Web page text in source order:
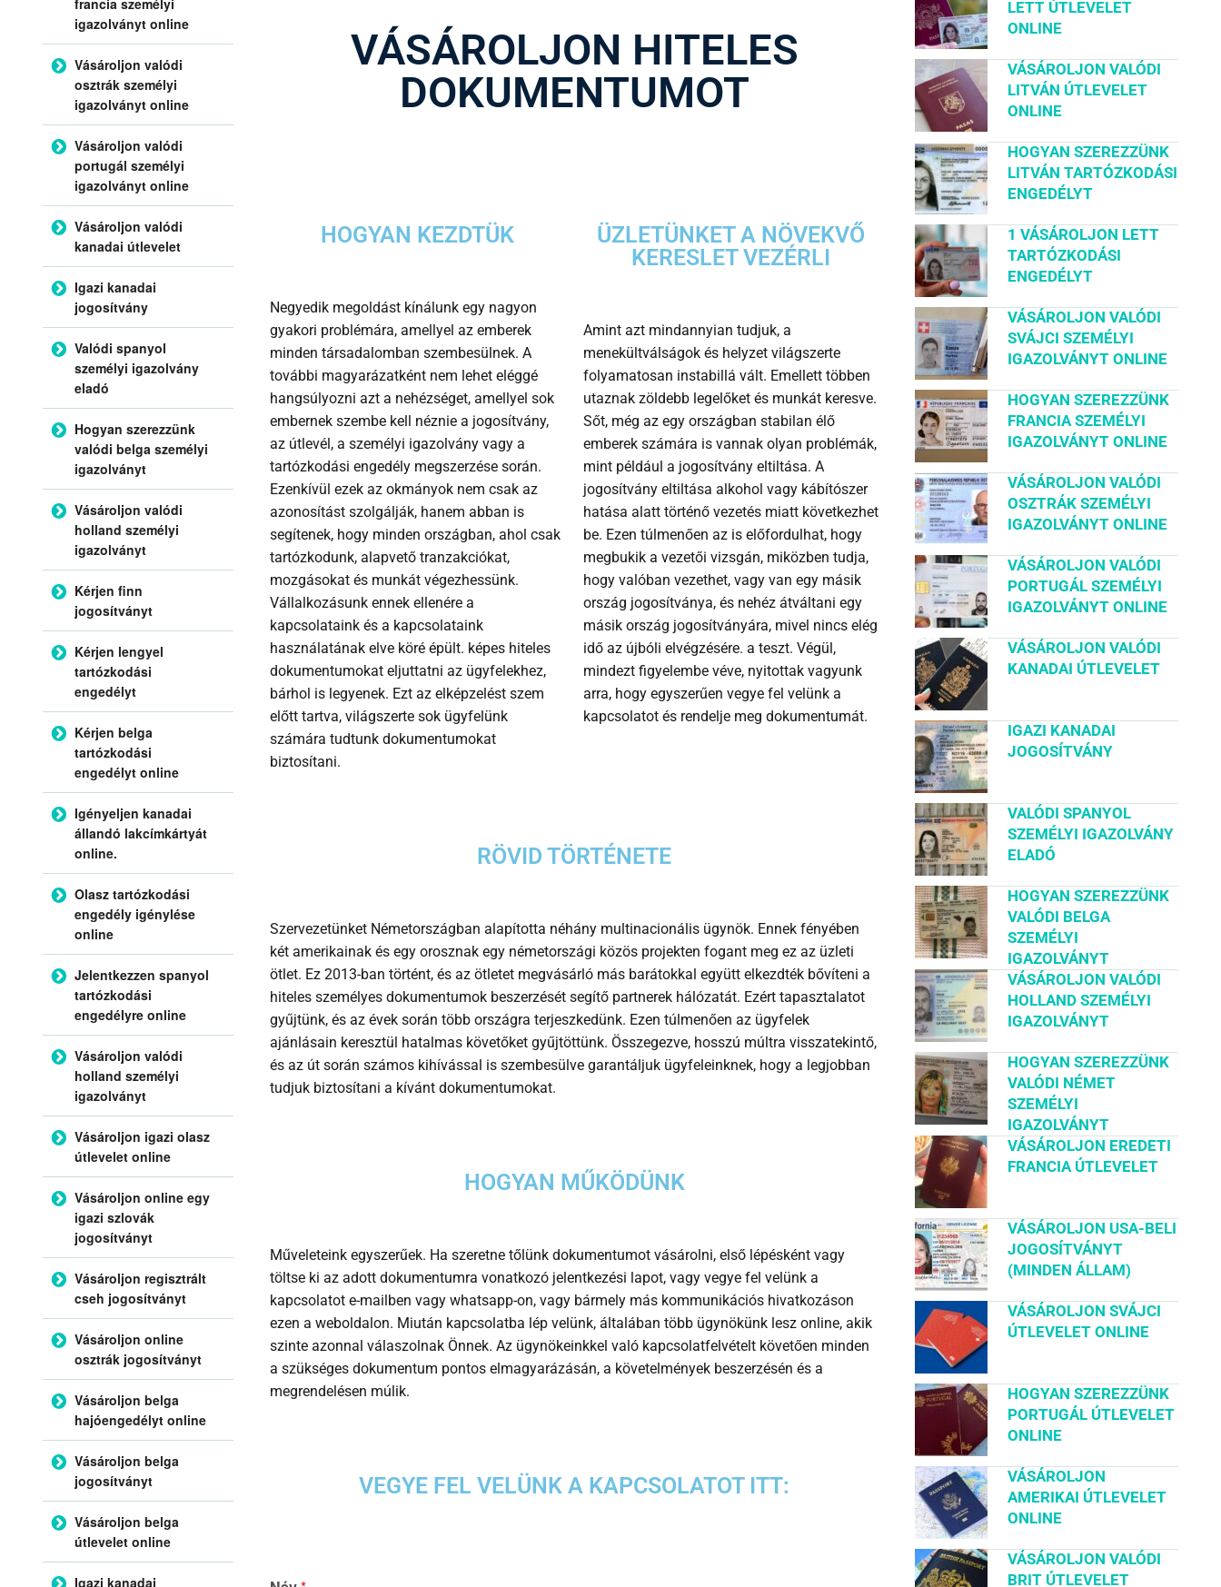
VÁSÁROLJON HITELES
DOKUMENTUMOT
HOGYAN KEZDTÜK
Negyedik megoldást kínálunk egy nagyon
gyakori problémára, amellyel az emberek
minden társadalomban szembesülnek. A
további magyarázatként nem lehet eléggé
hangsúlyozni azt a nehézséget, amellyel sok
embernek szembe kell néznie a jogosítvány,
az útlevél, a személyi igazolvány vagy a
tartózkodási engedély megszerzése során.
Ezenkívül ezek az okmányok nem csak az
azonosítást szolgálják, hanem abban is
segítenek, hogy minden országban, ahol csak
tartózkodunk, alapvető tranzakciókat,
mozgásokat és munkát végezhessünk.
Vállalkozásunk ennek ellenére a
kapcsolataink és a kapcsolataink
használatának elve köré épült. képes hiteles
dokumentumokat eljuttatni az ügyfelekhez,
bárhol is legyenek. Ezt az elképzelést szem
előtt tartva, világszerte sok ügyfelünk
számára tudtunk dokumentumokat
biztosítani.
ÜZLETÜNKET A NÖVEKVŐ
KERESLET VEZÉRLI
Amint azt mindannyian tudjuk, a
menekültválságok és helyzet világszerte
folyamatosan instabillá vált. Emellett többen
utaznak zöldebb legelőket és munkát keresve.
Sőt, még az egy országban stabilan élő
emberek számára is vannak olyan problémák,
mint például a jogosítvány eltiltása. A
jogosítvány eltiltása alkohol vagy kábítószer
hatása alatt történő vezetés miatt következhet
be. Ezen túlmenően az is előfordulhat, hogy
megbukik a vezetői vizsgán, miközben tudja,
hogy valóban vezethet, vagy van egy másik
ország jogosítványa, és nehéz átváltani egy
másik ország jogosítványára, mivel nincs elég
idő az újbóli elvégzésére. a teszt. Végül,
mindezt figyelembe véve, nyitottak vagyunk
arra, hogy egyszerűen vegye fel velünk a
kapcsolatot és rendelje meg dokumentumát.
RÖVID TÖRTÉNETE
Szervezetünket Németországban alapította néhány multinacionális ügynök. Ennek fényében
két amerikainak és egy orosznak egy németországi közös projekten fogant meg ez az üzleti
ötlet. Ez 2013-ban történt, és az ötletet megvásárló más barátokkal együtt elkezdték bővíteni a
hiteles személyes dokumentumok beszerzését segítő partnerek hálózatát. Ezért tapasztalatot
gyűjtünk, és az évek során több országra terjeszkedünk. Ezen túlmenően az ügyfelek
ajánlásain keresztül hatalmas követőket gyűjtöttünk. Összegezve, hosszú múltra visszatekintő,
és az út során számos kihívással is szembesülve garantáljuk ügyfeleinknek, hogy a legjobban
tudjuk biztosítani a kívánt dokumentumokat.
HOGYAN MŰKÖDÜNK
Műveleteink egyszerűek. Ha szeretne tőlünk dokumentumot vásárolni, első lépésként vagy
töltse ki az adott dokumentumra vonatkozó jelentkezési lapot, vagy vegye fel velünk a
kapcsolatot e-mailben vagy whatsapp-on, vagy bármely más kommunikációs hivatkozáson
ezen a weboldalon. Miután kapcsolatba lép velünk, általában több ügynökünk lesz online, akik
szinte azonnal válaszolnak Önnek. Az ügynökeinkkel való kapcsolatfelvételt követően minden
a szükséges dokumentum pontos elmagyarázásán, a követelmények beszerzésén és a
megrendelésen múlik.
VEGYE FEL VELÜNK A KAPCSOLATOT ITT:
igazolványt online
Vásároljon valódi
osztrák személyi
igazolványt online
Vásároljon valódi
portugál személyi
igazolványt online
Vásároljon valódi
kanadai útlevelet
Igazi kanadai
jogosítvány
Valódi spanyol
személyi igazolvány
eladó
Hogyan szerezzünk
valódi belga személyi
igazolványt
Vásároljon valódi
holland személyi
igazolványt
Kérjen finn
jogosítványt
Kérjen lengyel
tartózkodási
engedélyt
Kérjen belga
tartózkodási
engedélyt online
Igényeljen kanadai
állandó lakcímkártyát
online.
Olasz tartózkodási
engedély igénylése
online
Jelentkezzen spanyol
tartózkodási
engedélyre online
Vásároljon valódi
holland személyi
igazolványt
Vásároljon igazi olasz
útlevelet online
Vásároljon online egy
igazi szlovák
jogosítványt
Vásároljon regisztrált
cseh jogosítványt
Vásároljon online
osztrák jogosítványt
Vásároljon belga
hajóengedélyt online
Vásároljon belga
jogosítványt
Vásároljon belga
útlevelet online
Igazi kanadai
LETT ÚTLEVELET
ONLINE
VÁSÁROLJON VALÓDI
LITVÁN ÚTLEVELET
ONLINE
HOGYAN SZEREZZÜNK
LITVÁN TARTÓZKODÁSI
ENGEDÉLYT
1 VÁSÁROLJON LETT
TARTÓZKODÁSI
ENGEDÉLYT
VÁSÁROLJON VALÓDI
SVÁJCI SZEMÉLYI
IGAZOLVÁNYT ONLINE
HOGYAN SZEREZZÜNK
FRANCIA SZEMÉLYI
IGAZOLVÁNYT ONLINE
VÁSÁROLJON VALÓDI
OSZTRÁK SZEMÉLYI
IGAZOLVÁNYT ONLINE
VÁSÁROLJON VALÓDI
PORTUGÁL SZEMÉLYI
IGAZOLVÁNYT ONLINE
VÁSÁROLJON VALÓDI
KANADAI ÚTLEVELET
IGAZI KANADAI
JOGOSÍTVÁNY
VALÓDI SPANYOL
SZEMÉLYI IGAZOLVÁNY
ELADÓ
HOGYAN SZEREZZÜNK
VALÓDI BELGA
SZEMÉLYI
IGAZOLVÁNYT
VÁSÁROLJON VALÓDI
HOLLAND SZEMÉLYI
IGAZOLVÁNYT
HOGYAN SZEREZZÜNK
VALÓDI NÉMET
SZEMÉLYI
IGAZOLVÁNYT
VÁSÁROLJON EREDETI
FRANCIA ÚTLEVELET
VÁSÁROLJON USA-BELI
JOGOSÍTVÁNYT
(MINDEN ÁLLAM)
VÁSÁROLJON SVÁJCI
ÚTLEVELET ONLINE
HOGYAN SZEREZZÜNK
PORTUGÁL ÚTLEVELET
ONLINE
VÁSÁROLJON
AMERIKAI ÚTLEVELET
ONLINE
VÁSÁROLJON VALÓDI
BRIT ÚTLEVELET